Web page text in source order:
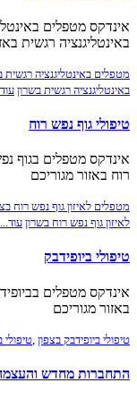
אינדקס מטפלים
באינטליגנציה רגשית
מטפלים באינטליגנציה רגשית
באינטליגנציה רגשית בשרון
טיפולי גוף נפש רוח
אינדקס מטפלים בגוף
רוח באזור מגוריכם
מטפלים לאיזון גוף נפש רוח
לאיזון גוף נפש רוח בשרון
טיפולי ביופידבק
אינדקס מטפלים
באזור מגוריכם
טיפולי ביופידבק בצפון טיפולי
התחברות מחדש